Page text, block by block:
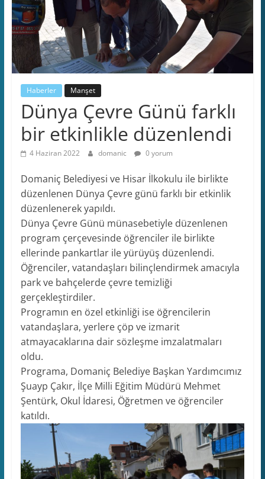
Haberler Manşet
Dünya Çevre Günü farklı
bir etkinlikle düzenlendi
4 Haziran 2022 domanic 0 yorum
Domaniç Belediyesi ve Hisar İlkokulu ile birlikte
düzenlenen Dünya Çevre günü farklı bir etkinlik
düzenlenerek yapıldı.
Dünya Çevre Günü münasebetiyle düzenlenen
program çerçevesinde öğrenciler ile birlikte
ellerinde pankartlar ile yürüyüş düzenlendi.
Öğrenciler, vatandaşları bilinçlendirmek amacıyla
park ve bahçelerde çevre temizliği
gerçekleştirdiler.
Programın en özel etkinliği ise öğrencilerin
vatandaşlara, yerlere çöp ve izmarit
atmayacaklarına dair sözleşme imzalatmaları
oldu.
Programa, Domaniç Belediye Başkan Yardımcımız
Şuayp Çakır, İlçe Milli Eğitim Müdürü Mehmet
Şentürk, Okul İdaresi, Öğretmen ve öğrenciler
katıldı.